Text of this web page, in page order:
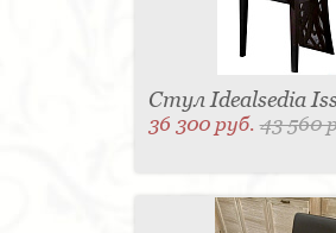
Стул Idealsedia
36 300 руб.43 560